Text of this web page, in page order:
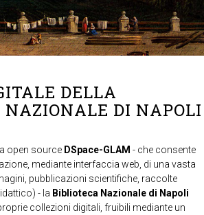
DELLA
NAZIONALE DI NAPOLI
open source DSpace-GLAM - che consente
mediante interfaccia web, di una vasta
pubblicazioni scientifiche, raccolte
- la Biblioteca Nazionale di Napoli
collezioni digitali, fruibili mediante un